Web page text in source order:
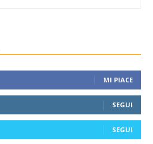
MI PIACE
SEGUI
SEGUI